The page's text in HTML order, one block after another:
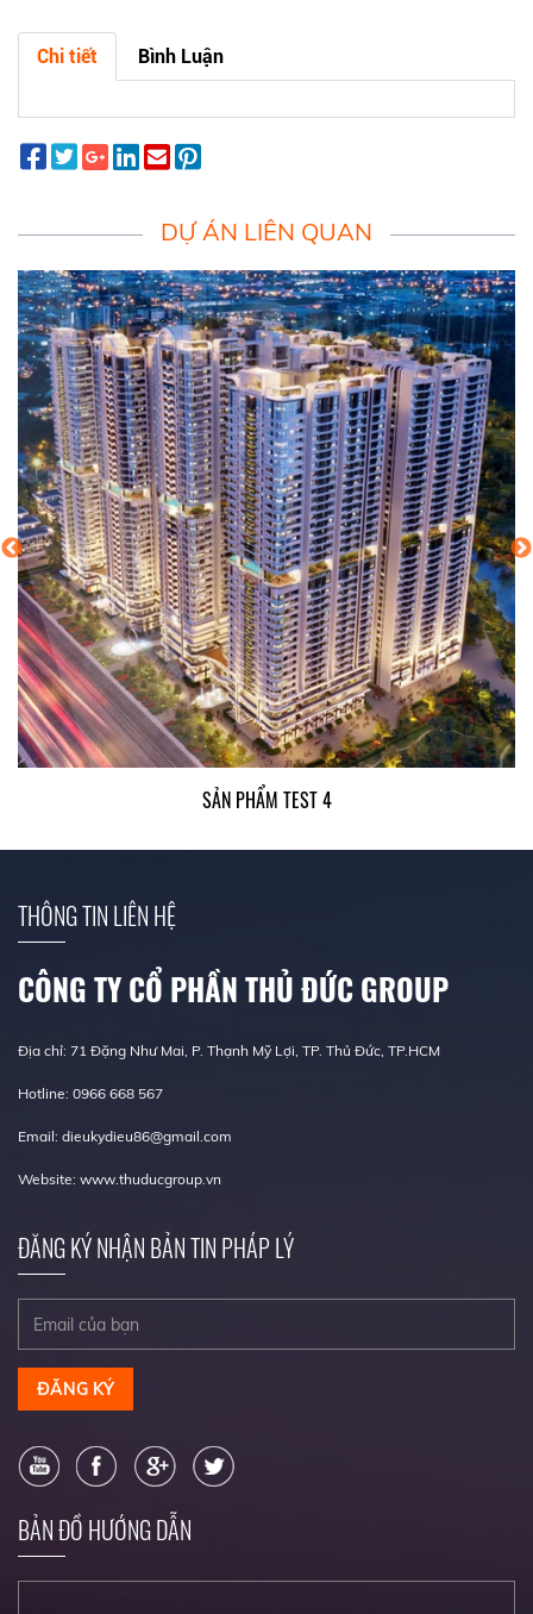
Chi tiết Bình Luận
DỰ ÁN LIÊN QUAN
SẢN PHẨM TEST 4
THÔNG TIN LIÊN HỆ
CÔNG TY CỔ PHẦN THỦ ĐỨC GROUP
Địa chỉ: 71 Đặng Như Mai, P. Thạnh Mỹ Lợi, TP. Thủ Đức, TP.HCM
Hotline: 0966 668 567
Email: dieukydieu86@gmail.com
Website: www.thuducgroup.vn
ĐĂNG KÝ NHẬN BẢN TIN PHÁP LÝ
ĐĂNG KÝ
BẢN ĐỒ HƯỚNG DẪN